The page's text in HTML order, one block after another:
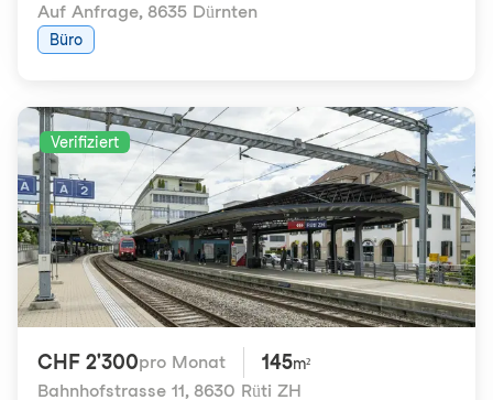
Auf Anfrage, 8635 Dürnten
Büro
Verifiziert
CHF 2'300pro Monat 145m²
Bahnhofstrasse 11, 8630 Rüti ZH